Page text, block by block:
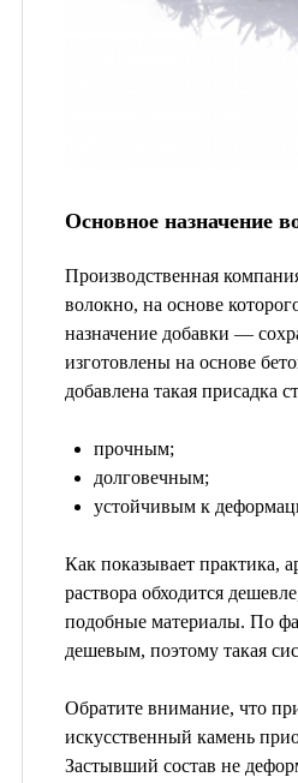
Основное назначение
Производственная
волокно, на основе
назначение добавки —
изготовлены на основе
добавлена такая присадка
прочным;
долговечным;
устойчивым к
Как показывает практика,
раствора обходится
подобные материалы. По
дешевым, поэтому такая
Обратите внимание, что
искусственный камень
Застывший состав не